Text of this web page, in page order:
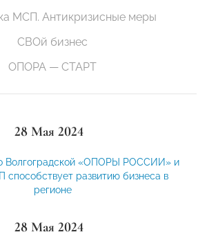
МСП. Антикризисные меры
СВОй бизнес
ОПОРА — СТАРТ
28 Мая 2024
Волгоградской «ОПОРЫ РОССИИ» и
способствует развитию бизнеса в
регионе
28 Мая 2024